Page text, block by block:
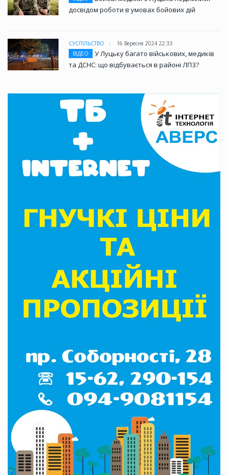
досвідом роботи в умовах бойових дій
СУСПІЛЬСТВО
16 Вересня 2024 22:33
ВІДЕО
У Луцьку багато військових, медиків
та ДСНС: що відбувається в районі ЛПЗ?